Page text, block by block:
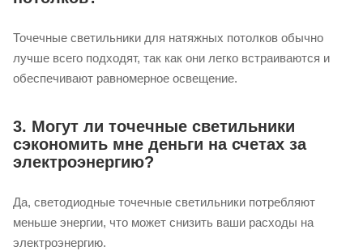
Точечные светильники для натяжных потолков обычно
лучше всего подходят, так как они легко встраиваются и
обеспечивают равномерное освещение.
3. Могут ли точечные светильники
сэкономить мне деньги на счетах за
электроэнергию?
Да, светодиодные точечные светильники потребляют
меньше энергии, что может снизить ваши расходы на
электроэнергию.